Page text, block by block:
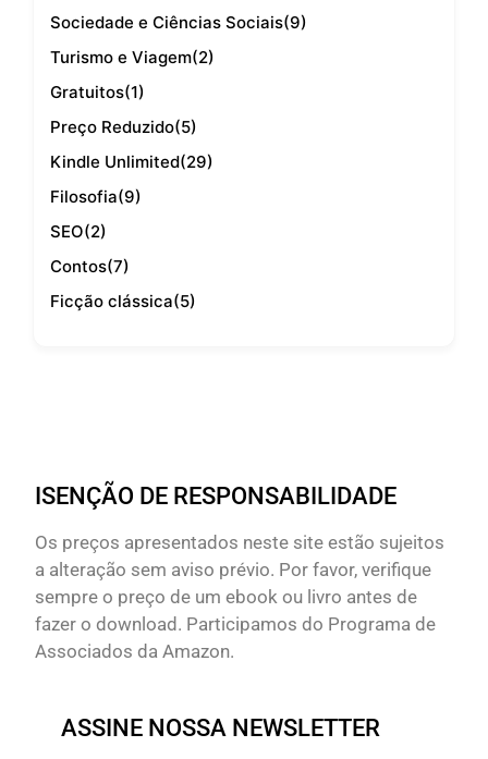
Sociedade e Ciências Sociais(9)
Turismo e Viagem(2)
Gratuitos(1)
Preço Reduzido(5)
Kindle Unlimited(29)
Filosofia(9)
SEO(2)
Contos(7)
Ficção clássica(5)
ISENÇÃO DE RESPONSABILIDADE
Os preços apresentados neste site estão sujeitos
a alteração sem aviso prévio. Por favor, verifique
sempre o preço de um ebook ou livro antes de
fazer o download. Participamos do Programa de
Associados da Amazon.
ASSINE NOSSA NEWSLETTER